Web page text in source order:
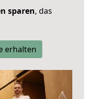
sparen, das
erhalten